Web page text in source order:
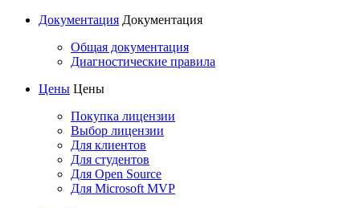
Документация Документация
Общая документация
Диагностические правила
Цены Цены
Покупка лицензии
Выбор лицензии
Для клиентов
Для студентов
Для Open Source
Для Microsoft MVP